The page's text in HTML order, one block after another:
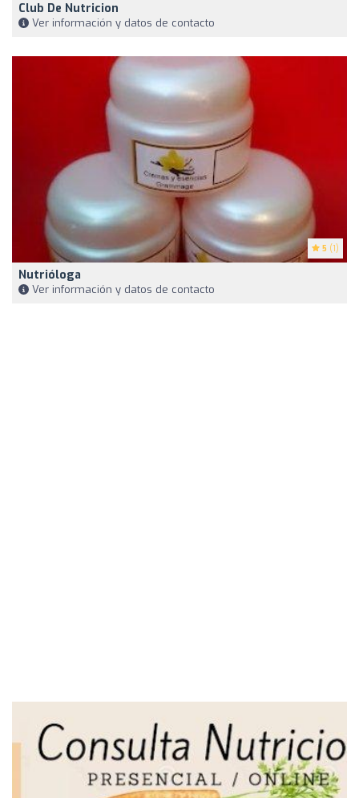
Club De Nutricion
Ver información y datos de contacto
5 (1)
Nutrióloga
Ver información y datos de contacto